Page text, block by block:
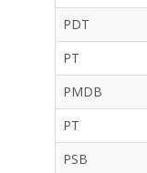
PDT
PT
PMDB
PT
PSB